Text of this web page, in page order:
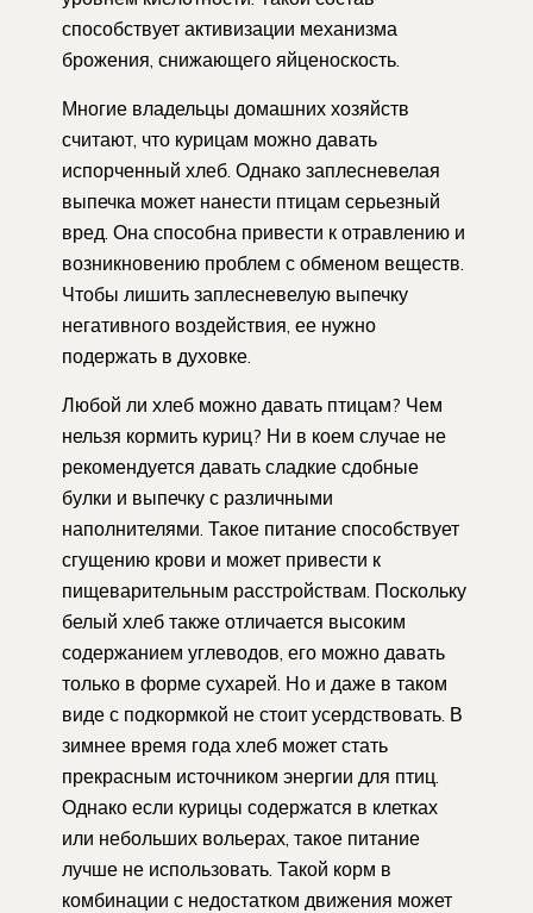
способствует активизации механизма
брожения, снижающего яйценоскость.
Многие владельцы домашних хозяйств
считают, что курицам можно давать
испорченный хлеб. Однако заплесневелая
выпечка может нанести птицам серьезный
вред. Она способна привести к отравлению и
возникновению проблем с обменом веществ.
Чтобы лишить заплесневелую выпечку
негативного воздействия, ее нужно
подержать в духовке.
Любой ли хлеб можно давать птицам? Чем
нельзя кормить куриц? Ни в коем случае не
рекомендуется давать сладкие сдобные
булки и выпечку с различными
наполнителями. Такое питание способствует
сгущению крови и может привести к
пищеварительным расстройствам. Поскольку
белый хлеб также отличается высоким
содержанием углеводов, его можно давать
только в форме сухарей. Но и даже в таком
виде с подкормкой не стоит усердствовать. В
зимнее время года хлеб может стать
прекрасным источником энергии для птиц.
Однако если курицы содержатся в клетках
или небольших вольерах, такое питание
лучше не использовать. Такой корм в
комбинации с недостатком движения может